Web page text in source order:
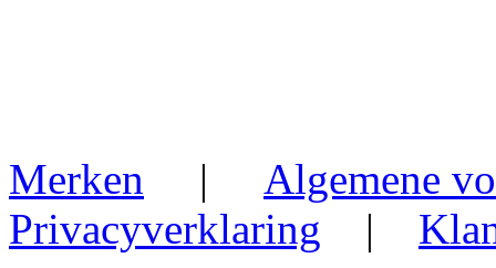
Merken | Algemene
Privacyverklaring |